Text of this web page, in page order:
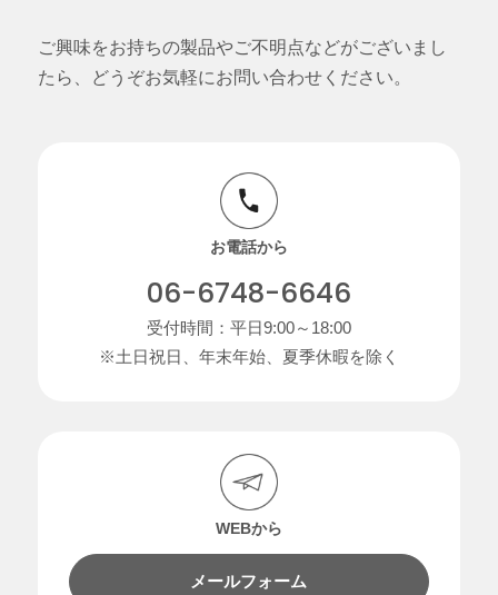
ご興味をお持ちの製品やご不明点などがございまし
たら、どうぞお気軽にお問い合わせください。
お電話から
06-6748-6646
受付時間：平日9:00～18:00
※土日祝日、年末年始、夏季休暇を除く
WEBから
メールフォーム